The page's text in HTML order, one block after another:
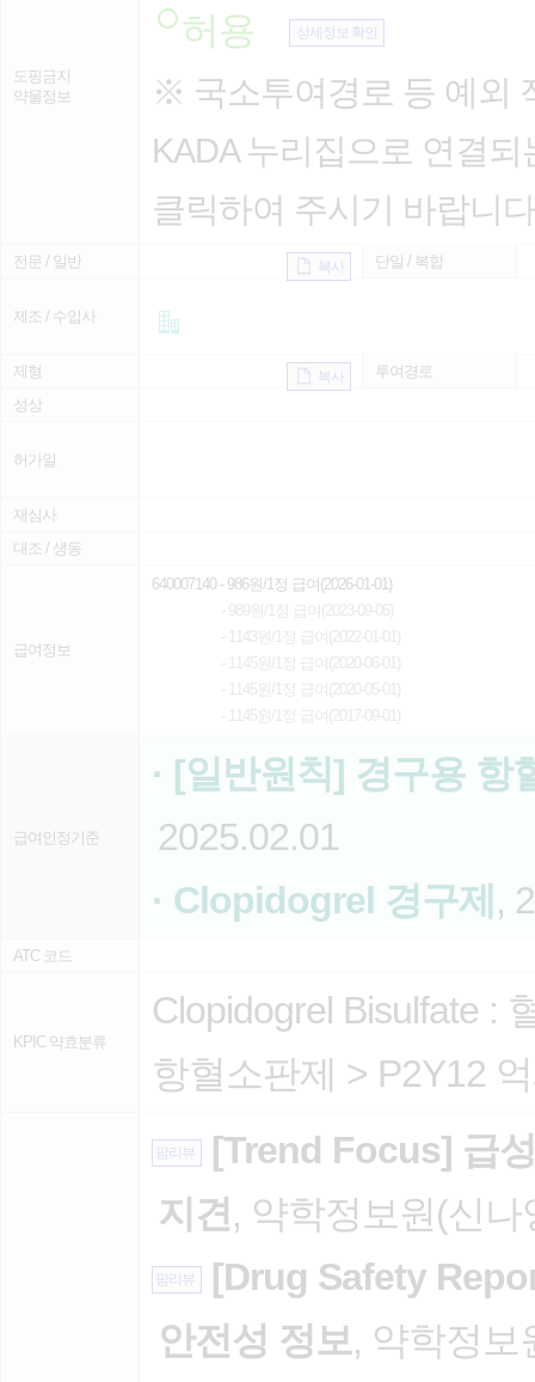
도핑금지
약물정보
허용
상세정보 확인
※ 국소투여경로 등 예외
KADA 누리집으로 연결
클릭하여 주시기 바랍니
전문 / 일반 복사 단일 / 복합
제조 / 수입사
제형 복사
투여경로
성상
허가일
재심사
대조 / 생동
급여정보
640007140- 986원/1정 급여(2026-01-01)
- 989원/1정 급여(2023-09-05)
- 1143원/1정 급여(2022-01-01)
- 1145원/1정 급여(2020-06-01)
- 1145원/1정 급여(2020-05-01)
- 1145원/1정 급여(2017-09-01)
급여인정기준
· [일반원칙] 경구용
2025.02.01
· Clopidogrel 경구제 ,
ATC 코드
KPIC 약효분류
Clopidogrel Bisulfate :
항혈소판제 > P2Y12
팜리뷰
[Trend Focus] 급
지견, 약학정보원(신
팜리뷰
[Drug Safety
안전성 정보, 약학정보